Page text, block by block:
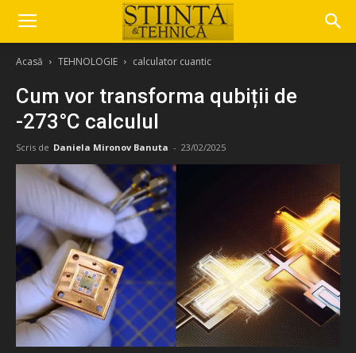
Acasă TEHNOLOGIE calculator cuantic
Cum vor transforma qubiții de
-273°C calculul
Scris de Daniela Mironov Banuta - 23/02/2025